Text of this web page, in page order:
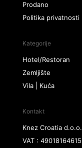
Prodano
Politika privatnosti
Kategorije
Hotel/Restoran
Zemljište
Vila | Kuća
Kontakt
Knez Croatia d.o.o.
VAT : 49018164615